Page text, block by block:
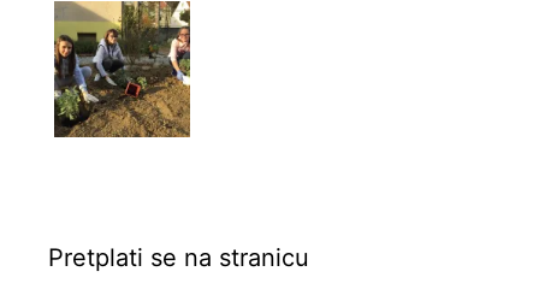
Pretplati se na stranicu